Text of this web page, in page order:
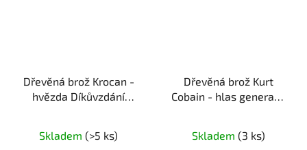
Dřevěná brož Krocan -
hvězda Díkůvzdání
pro humor
Skladem (>5 ks)
Dřevěná brož Kurt
Cobain - hlas generace
rockové hudby
Skladem (3 ks)